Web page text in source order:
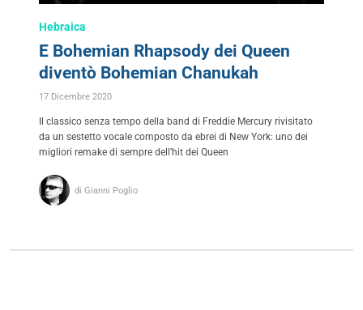
Hebraica
E Bohemian Rhapsody dei Queen
diventò Bohemian Chanukah
17 Dicembre 2020
Il classico senza tempo della band di Freddie Mercury rivisitato
da un sestetto vocale composto da ebrei di New York: uno dei
migliori remake di sempre dell’hit dei Queen
di Gianni Poglio